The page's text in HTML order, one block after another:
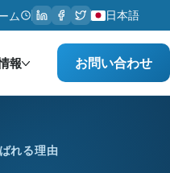
ム 日本語
報 お問い合わせ
れる理由